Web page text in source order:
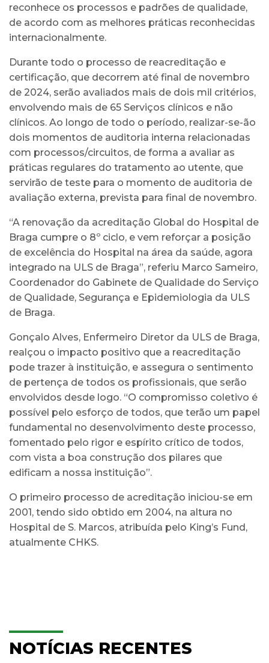
reconhece os processos e padrões de qualidade,
de acordo com as melhores práticas reconhecidas
internacionalmente.
Durante todo o processo de reacreditação e
certificação, que decorrem até final de novembro
de 2024, serão avaliados mais de dois mil critérios,
envolvendo mais de 65 Serviços clínicos e não
clínicos. Ao longo de todo o período, realizar-se-ão
dois momentos de auditoria interna relacionadas
com processos/circuitos, de forma a avaliar as
práticas regulares do tratamento ao utente, que
servirão de teste para o momento de auditoria de
avaliação externa, prevista para final de novembro.
“A renovação da acreditação Global do Hospital de
Braga cumpre o 8º ciclo, e vem reforçar a posição
de excelência do Hospital na área da saúde, agora
integrado na ULS de Braga”, referiu Marco Sameiro,
Coordenador do Gabinete de Qualidade do Serviço
de Qualidade, Segurança e Epidemiologia da ULS
de Braga.
Gonçalo Alves, Enfermeiro Diretor da ULS de Braga,
realçou o impacto positivo que a reacreditação
pode trazer à instituição, e assegura o sentimento
de pertença de todos os profissionais, que serão
envolvidos desde logo. “O compromisso coletivo é
possível pelo esforço de todos, que terão um papel
fundamental no desenvolvimento deste processo,
fomentado pelo rigor e espírito crítico de todos,
com vista a boa construção dos pilares que
edificam a nossa instituição”.
O primeiro processo de acreditação iniciou-se em
2001, tendo sido obtido em 2004, na altura no
Hospital de S. Marcos, atribuída pelo King’s Fund,
atualmente CHKS.
NOTÍCIAS RECENTES